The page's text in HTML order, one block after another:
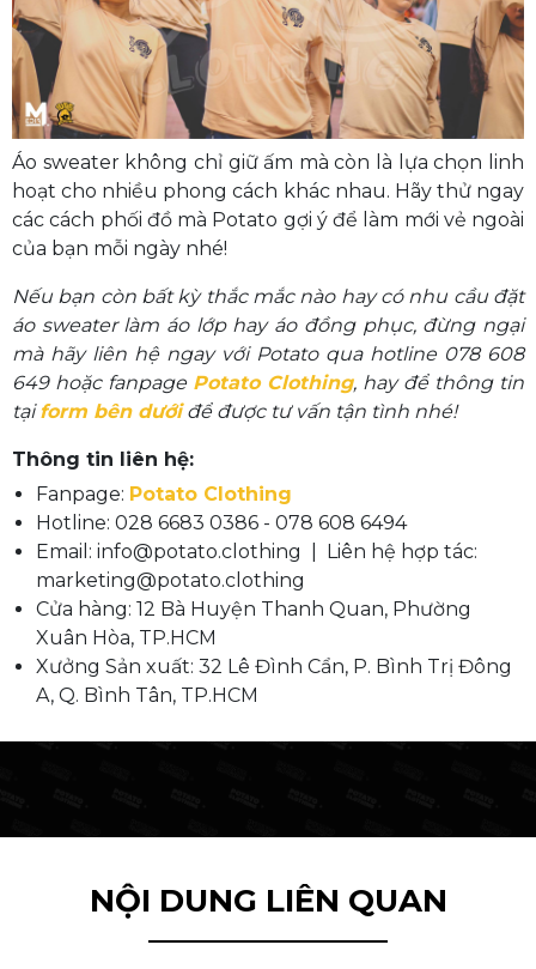
Áo sweater không chỉ giữ ấm mà còn là lựa chọn linh
hoạt cho nhiều phong cách khác nhau. Hãy thử ngay
các cách phối đồ mà Potato gợi ý để làm mới vẻ ngoài
của bạn mỗi ngày nhé!
Nếu bạn còn bất kỳ thắc mắc nào hay có nhu cầu đặt
áo sweater làm áo lớp hay áo đồng phục, đừng ngại
mà hãy liên hệ ngay với Potato qua hotline 078 608
649 hoặc fanpage Potato Clothing, hay để thông tin
tạiform bên dướiđể được tư vấn tận tình nhé!
Thông tin liên hệ:
Fanpage: Potato Clothing
Hotline: 028 6683 0386 - 078 608 6494
Email: info@potato.clothing | Liên hệ hợp tác:
marketing@potato.clothing
Cửa hàng: 12 Bà Huyện Thanh Quan, Phường
Xuân Hòa, TP.HCM
Xưởng Sản xuất: 32 Lê Đình Cẩn, P. Bình Trị Đông
A, Q. Bình Tân, TP.HCM
NỘI DUNG LIÊN QUAN